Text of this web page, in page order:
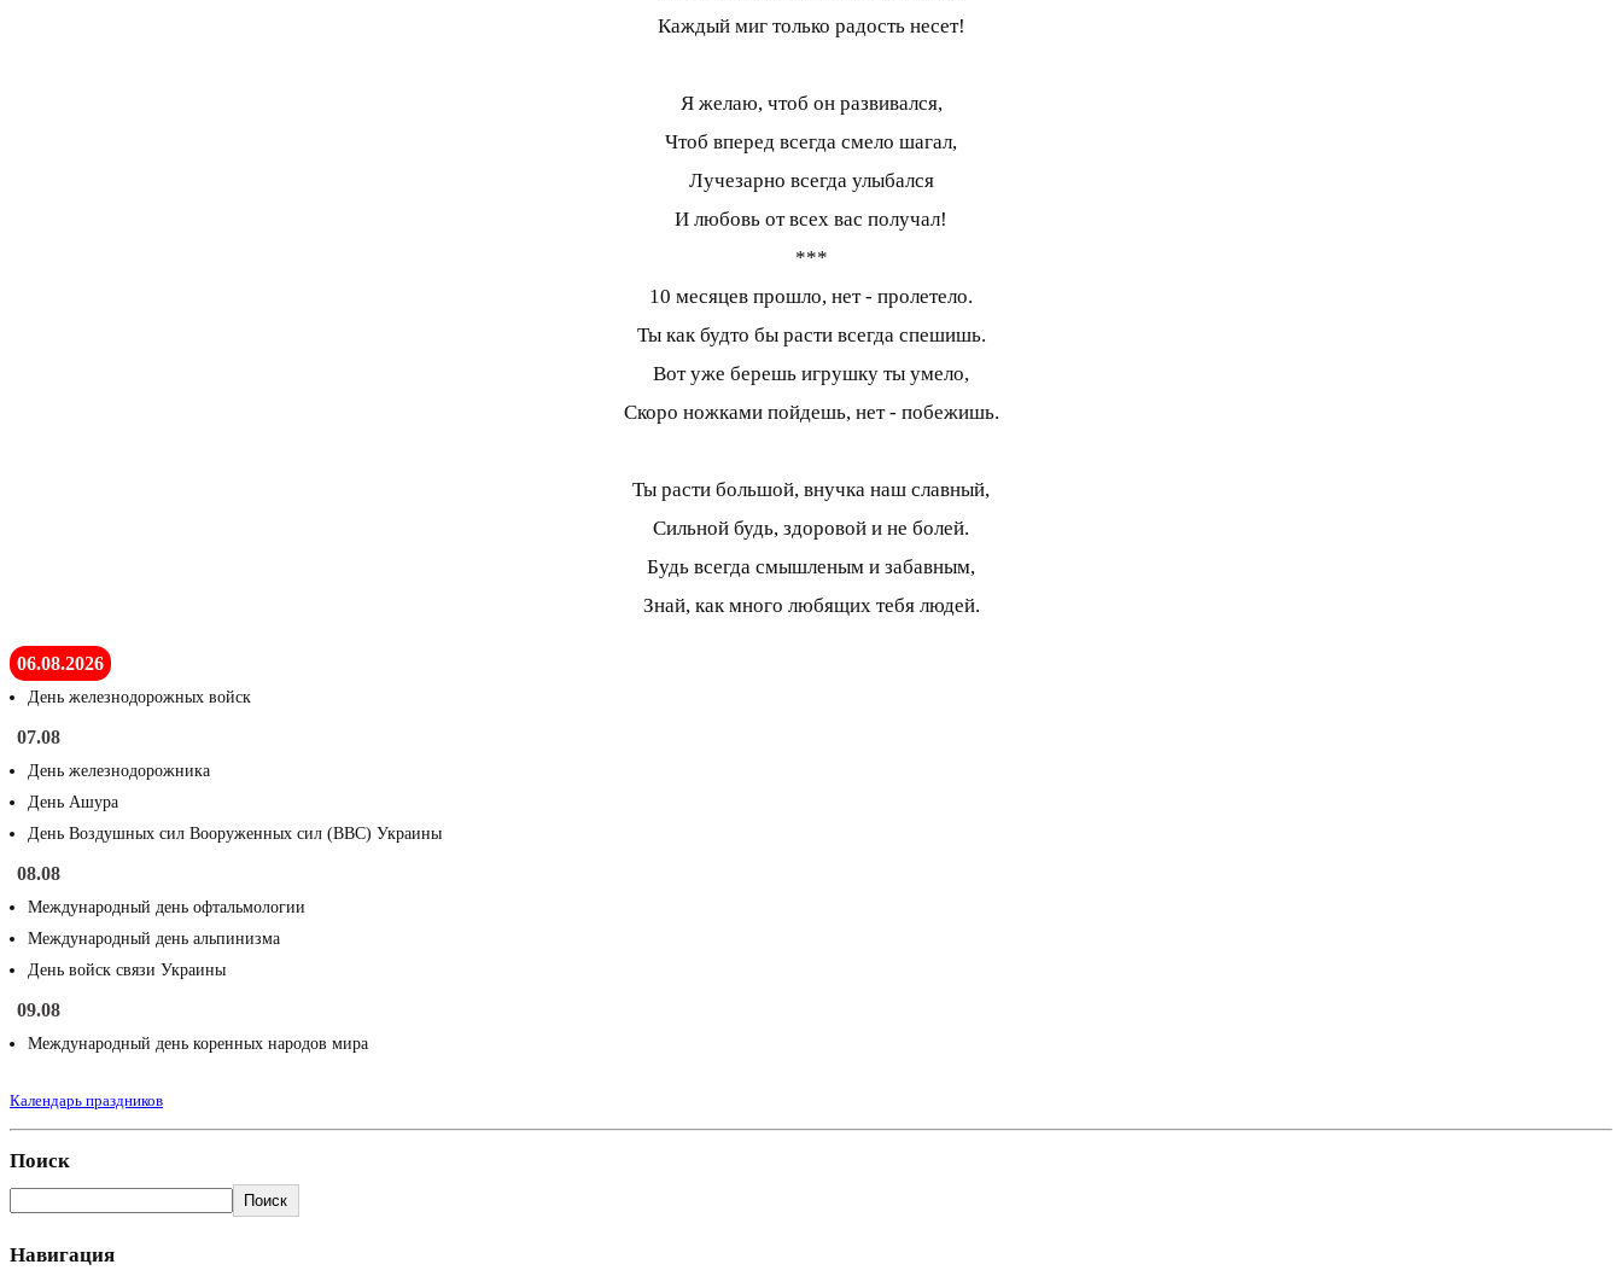
Каждый миг только радость несет!
Я желаю, чтоб он развивался,
Чтоб вперед всегда смело шагал,
Лучезарно всегда улыбался
И любовь от всех вас получал!
***
10 месяцев прошло, нет - пролетело.
Ты как будто бы расти всегда спешишь.
Вот уже берешь игрушку ты умело,
Скоро ножками пойдешь, нет - побежишь.
Ты расти большой, внучка наш славный,
Сильной будь, здоровой и не болей.
Будь всегда смышленым и забавным,
Знай, как много любящих тебя людей.
06.08.2026
День железнодорожных войск
07.08
День железнодорожника
День Ашура
День Воздушных сил Вооруженных сил (ВВС) Украины
08.08
Международный день офтальмологии
Международный день альпинизма
День войск связи Украины
09.08
Международный день коренных народов мира
Календарь праздников
Поиск
Поиск
Навигация